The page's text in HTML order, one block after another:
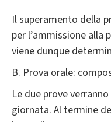
Il superamento della
per l’ammissione alla
viene dunque
B. Prova orale:
Le due prove
giornata. Al termine